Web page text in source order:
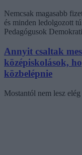
Nemcsak magasabb
és minden ledolgozott
Pedagógusok
Annyit csaltak
középiskolások,
közbelépnie
Mostantól nem lesz